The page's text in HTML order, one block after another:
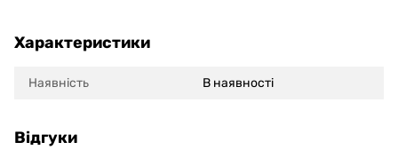
Характеристики
Наявність В наявності
Відгуки